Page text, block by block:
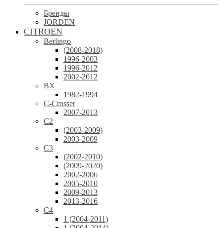
Бренды
JORDEN
CITROEN
Berlingo
(2008-2018)
1996-2003
1996-2012
2002-2012
BX
1982-1994
C-Crosser
2007-2013
C2
(2003-2009)
2003-2009
C3
(2002-2010)
(2009-2020)
2002-2006
2005-2010
2009-2013
2013-2016
C4
1 (2004-2011)